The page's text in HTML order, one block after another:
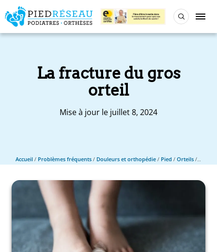
La fracture du gros
orteil
Mise à jour le juillet 8, 2024
Accueil / Problèmes fréquents / Douleurs et orthopédie / Pied / Orteils / La